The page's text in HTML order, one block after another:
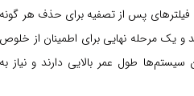
فیلترهای پس از تصفیه برای حذف هر گونه
و یک مرحله نهایی برای اطمینان از خلوص
طول عمر بالایی دارند و نیاز به